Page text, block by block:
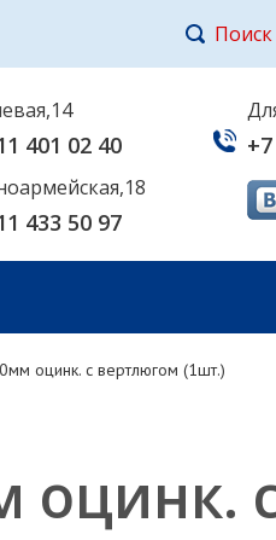
Поиск
401 02 40
433 50 97
оцинк. с вертлюгом (1шт.)
оцинк.